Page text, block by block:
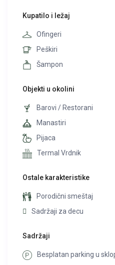
Kupatilo i ležaj
Ofingeri
Peškiri
Šampon
Objekti u okolini
Barovi / Restorani
Manastiri
Pijaca
Termal Vrdnik
Ostale karakteristike
Porodični smeštaj
Sadržaji za decu
Sadržaji
Besplatan parking u